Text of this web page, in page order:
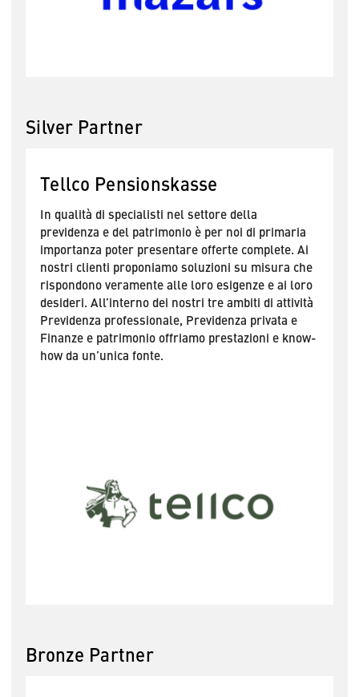
Silver Partner
Tellco Pensionskasse
In qualità di specialisti nel settore della
previdenza e del patrimonio è per noi di primaria
importanza poter presentare offerte complete. Ai
nostri clienti proponiamo soluzioni su misura che
rispondono veramente alle loro esigenze e ai loro
desideri. All’interno dei nostri tre ambiti di attività
Previdenza professionale, Previdenza privata e
Finanze e patrimonio offriamo prestazioni e know-
how da un’unica fonte.
Bronze Partner